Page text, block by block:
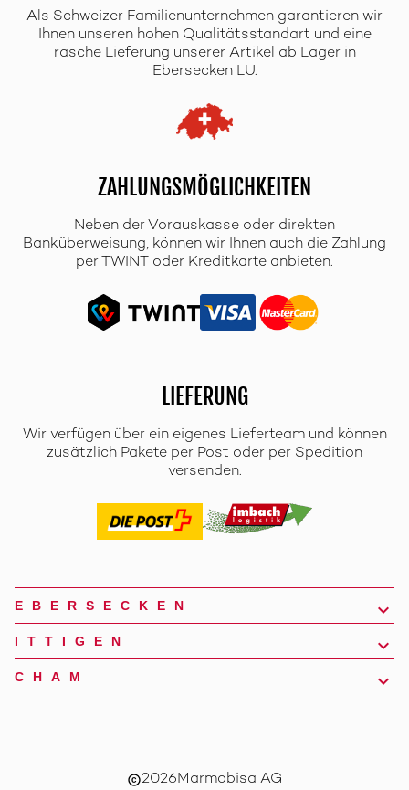
Als Schweizer Familienunternehmen garantieren wir
Ihnen unseren hohen Qualitätsstandart und eine
rasche Lieferung unserer Artikel ab Lager in
Ebersecken LU.
ZAHLUNGSMÖGLICHKEITEN
Neben der Vorauskasse oder direkten
Banküberweisung, können wir Ihnen auch die Zahlung
per TWINT oder Kreditkarte anbieten.
LIEFERUNG
Wir verfügen über ein eigenes Lieferteam und können
zusätzlich Pakete per Post oder per Spedition
versenden.
EBERSECKEN
ITTIGEN
CHAM
copyright2026Marmobisa AG